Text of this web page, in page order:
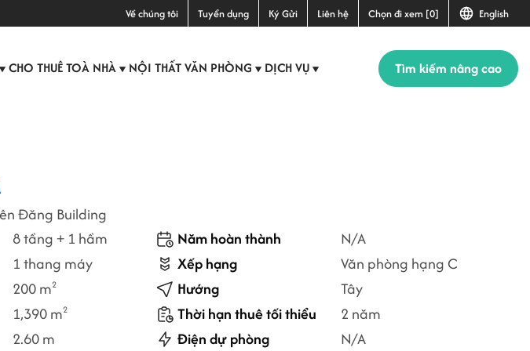
Về chúng tôi Tuyển dụng Ký Gửi Liên hệ Chọn đi xem [0] English
▼ CHO THUÊ TOÀ NHÀ ▼ NỘI THẤT VĂN PHÒNG ▼ DỊCH VỤ ▼ Tìm kiếm nâng cao
Đăng Building
8 tầng + 1 hầm Năm hoàn thành
N/A
1 thang máy Xếp hạng
Văn phòng hạng C
200 m2 Hướng
Tây
1,390 m2 Thời hạn thuê tối thiểu
2 năm
2.60 m Điện dự phòng
N/A